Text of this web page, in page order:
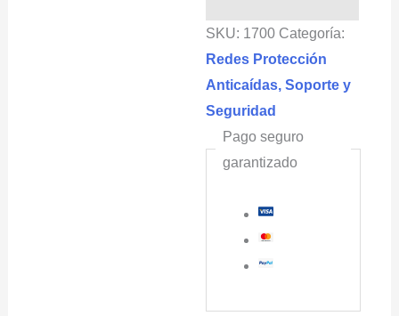
tirolesas
2.5x30m
ICARO®
cantidad
SKU: 1700 Categoría:
Redes Protección
Anticaídas, Soporte y
Seguridad
Pago seguro
garantizado